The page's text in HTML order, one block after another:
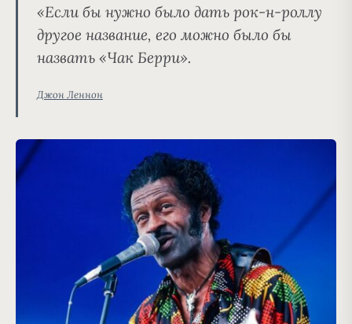
«Если бы нужно было дать рок-н-роллу
другое название, его можно было бы
назвать «Чак Берри».
Джон Леннон